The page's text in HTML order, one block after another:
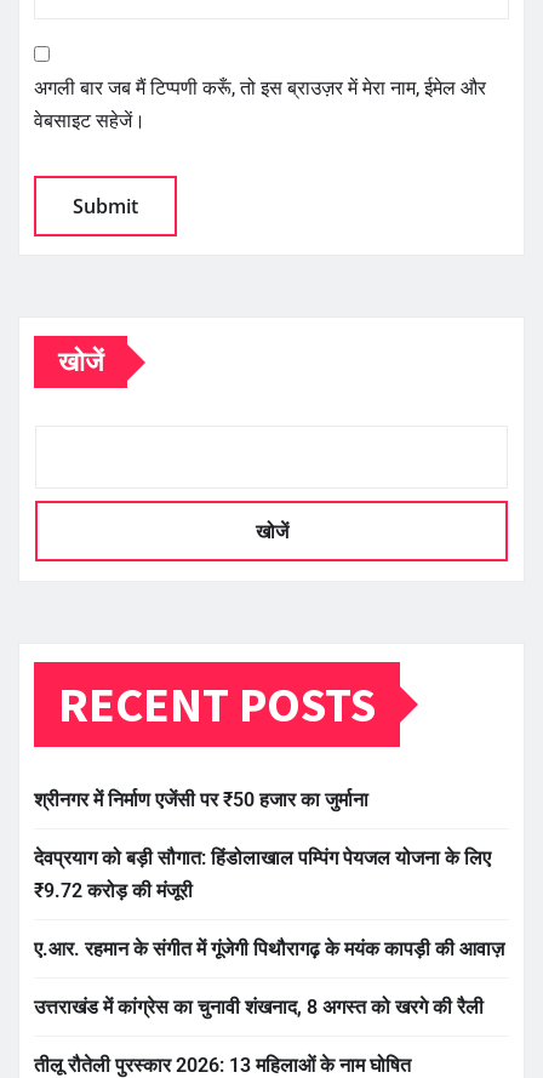
अगली बार जब मैं टिप्पणी करूँ, तो इस ब्राउज़र में मेरा नाम, ईमेल और
वेबसाइट सहेजें।
खोजें
खोजें
RECENT POSTS
श्रीनगर में निर्माण एजेंसी पर ₹50 हजार का जुर्माना
देवप्रयाग को बड़ी सौगात: हिंडोलाखाल पम्पिंग पेयजल योजना के लिए
₹9.72 करोड़ की मंजूरी
ए.आर. रहमान के संगीत में गूंजेगी पिथौरागढ़ के मयंक कापड़ी की आवाज़
उत्तराखंड में कांग्रेस का चुनावी शंखनाद, 8 अगस्त को खरगे की रैली
तीलू रौतेली पुरस्कार 2026: 13 महिलाओं के नाम घोषित